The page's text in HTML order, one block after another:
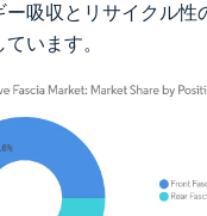
ー吸収とリサイクル性
います。